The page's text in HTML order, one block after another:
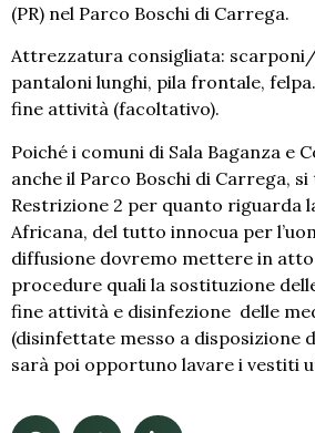
(PR) nel Parco Boschi di Carrega.
Attrezzatura consigliata:
pantaloni lunghi, pila frontale,
fine attività (facoltativo).
Poiché i comuni di Sala Baganza e
anche il Parco Boschi di Carrega,
Restrizione 2 per quanto riguarda
Africana, del tutto innocua per
diffusione dovremo mettere in atto
procedure quali la sostituzione
fine attività e disinfezione delle
(disinfettate messo a disposizione
sarà poi opportuno lavare i vestiti